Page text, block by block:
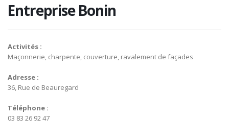
Entreprise Bonin
Activités :
Maçonnerie, charpente, couverture, ravalement de façades
Adresse :
36, Rue de Beauregard
Téléphone :
03 83 26 92 47